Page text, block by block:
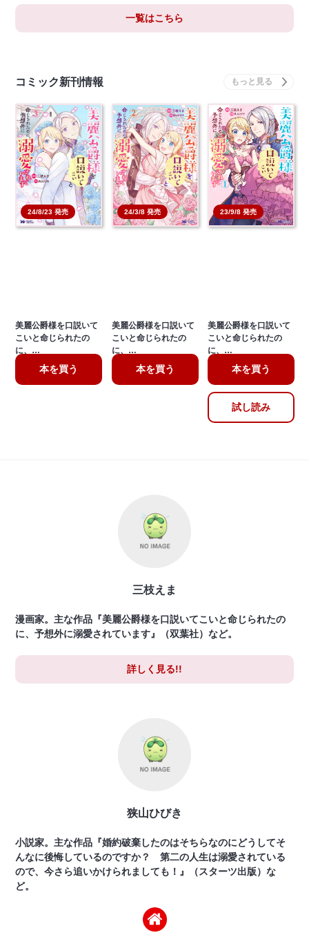
一覧はこちら
コミック新刊情報
24/8/23 発売
美麗公爵様を口説いて
こいと命じられたの
に、…
本を買う
24/3/8 発売
美麗公爵様を口説いて
こいと命じられたの
に、…
本を買う
23/9/8 発売
美麗公爵様を口説いて
こいと命じられたの
に、…
本を買う
試し読み
三枝えま
漫画家。主な作品『美麗公爵様を口説いてこいと命じられたの
に、予想外に溺愛されています』（双葉社）など。
詳しく見る!!
狭山ひびき
小説家。主な作品『婚約破棄したのはそちらなのにどうしてそ
んなに後悔しているのですか？ 第二の人生は溺愛されている
ので、今さら追いかけられましても！』（スターツ出版）な
ど。